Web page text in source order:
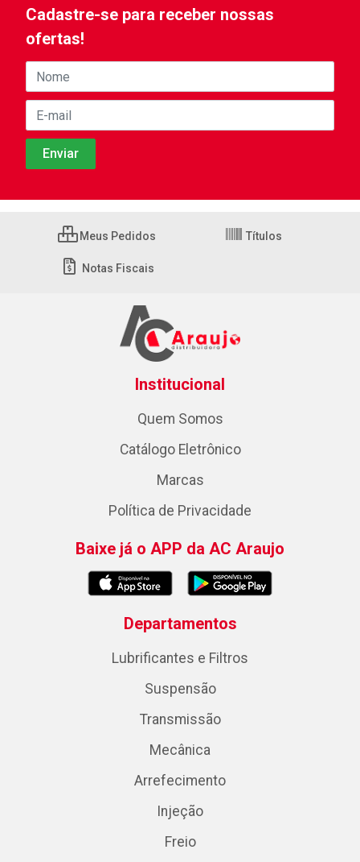
Cadastre-se para receber nossas
ofertas!
Meus Pedidos Títulos
Notas Fiscais
Institucional
Quem Somos
Catálogo Eletrônico
Marcas
Política de Privacidade
Baixe já o APP da AC Araujo
Departamentos
Lubrificantes e Filtros
Suspensão
Transmissão
Mecânica
Arrefecimento
Injeção
Freio